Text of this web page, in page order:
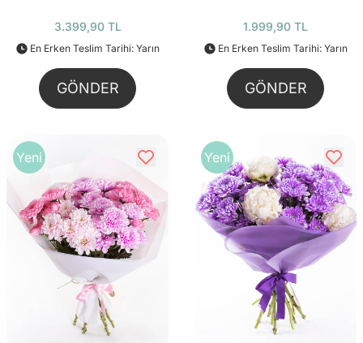
3.399,90 TL
En Erken Teslim Tarihi: Yarın
GÖNDER
1.999,90 TL
En Erken Teslim Tarihi: Yarın
GÖNDER
Yeni Yeni